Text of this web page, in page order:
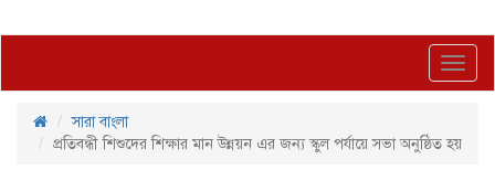
সারা বাংলা
প্রতিবন্ধী শিশুদের শিক্ষার মান উন্নয়ন এর জন্য স্কুল পর্যায়ে সভা অনুষ্ঠিত হয়